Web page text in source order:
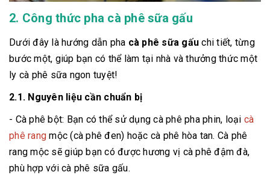
2. Công thức pha cà phê sữa gấu
Dưới đây là hướng dẫn pha cà phê sữa gấu chi tiết, từng
bước một, giúp bạn có thể làm tại nhà và thưởng thức một
ly cà phê sữa ngon tuyệt!
2.1. Nguyên liệu cần chuẩn bị
- Cà phê bột: Bạn có thể sử dụng cà phê pha phin, loại cà
phê rang mộc (cà phê đen) hoặc cà phê hòa tan. Cà phê
rang mộc sẽ giúp bạn có được hương vị cà phê đậm đà,
phù hợp với cà phê sữa gấu.